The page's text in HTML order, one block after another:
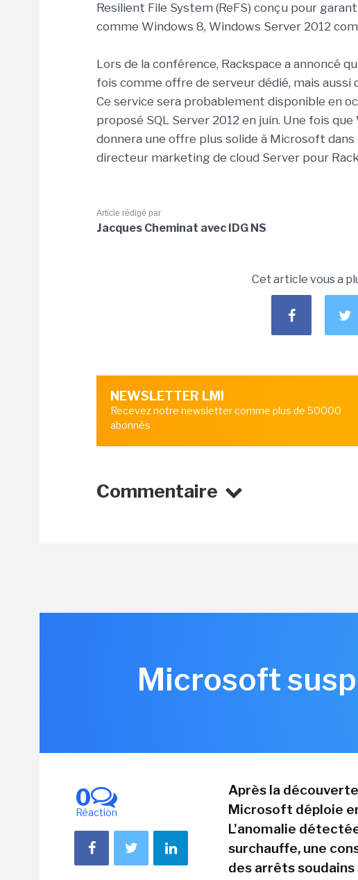
Resilient File System (ReFS) conçu pour
comme Windows 8, Windows Server 2012
Lors de la conférence, Rackspace a annoncé
fois comme offre de serveur dédié, mais aussi
Ce service sera probablement disponible en
proposé SQL Server 2012 en juin. Une fois
donnera une offre plus solide à Microsoft dans
directeur marketing de cloud Server pour
Article rédigé par
Jacques Cheminat avec IDG NS
Cet article vous a
NEWSLETTER LMI
Recevez notre newsletter comme plus de 50000
abonnés
Commentaire
Microsoft
0
Réaction
Après la
Microsoft déploie
L'anomalie
surchauffe, une
des arrêts